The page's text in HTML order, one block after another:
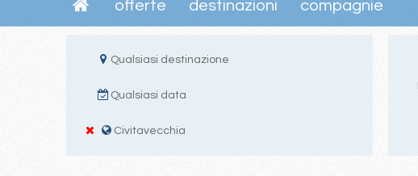
offerte destinazioni compagnie
Qualsiasi destinazione
Qualsiasi data
Civitavecchia